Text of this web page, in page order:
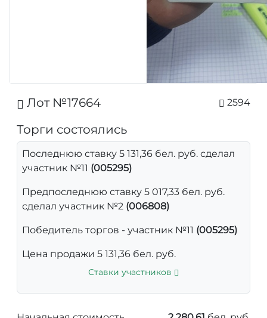
Лот №17664 2594
Торги состоялись
Последнюю ставку 5 131,36 бел. руб. сделал
участник №11 (005295)
Предпоследнюю ставку 5 017,33 бел. руб.
сделал участник №2 (006808)
Победитель торгов - участник №11 (005295)
Цена продажи 5 131,36 бел. руб.
Ставки участников